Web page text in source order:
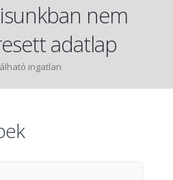
nem
adatlap
ingatlan